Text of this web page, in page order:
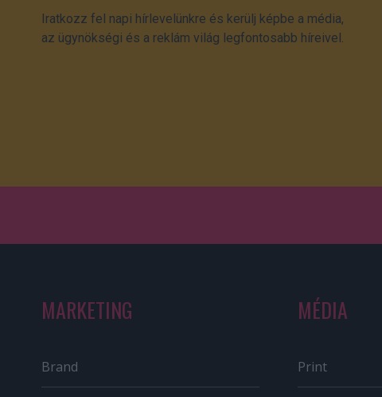
Iratkozz fel napi hírlevelünkre és kerülj képbe a média,
az ügynökségi és a reklám világ legfontosabb híreivel.
MARKETING
Brand
MÉDIA
Print